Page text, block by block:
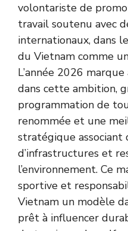
volontariste de
travail soutenu avec
internationaux, dans
du Vietnam comme
L’année 2026
dans cette ambition,
programmation de
renommée et une
stratégique
d’infrastructures et
l’environnement. Ce
sportive et
Vietnam un modèle
prêt à influencer